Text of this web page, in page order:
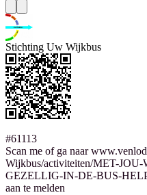
Stichting Uw Wijkbus
#61113
Scan me of ga naar
Wijkbus/activiteiten/MET-
GEZELLIG-IN-DE-BUS-
aan te melden